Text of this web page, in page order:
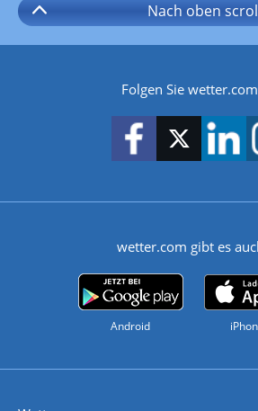
Nach oben
Folgen Sie
wetter.com gibt es
Android